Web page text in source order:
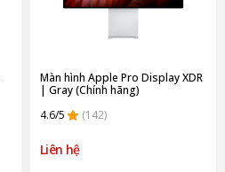
Màn hình Apple Pro Display XDR
| Gray (Chính hãng)
4.6/5
(142)
Liên hệ